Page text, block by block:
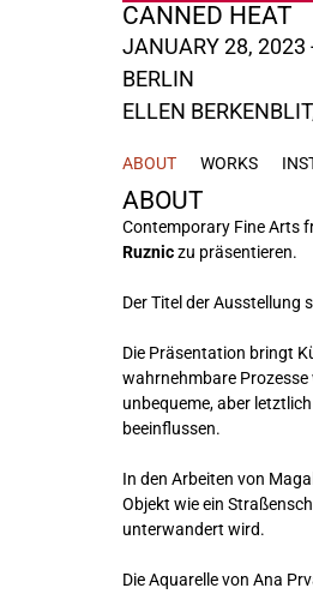
CANNED HEAT
JANUARY 28, 2023
BERLIN
ELLEN BERKENBLIT
ABOUT WORKS
ABOUT
Contemporary Fine Arts
Ruzniczu präsentieren.
Der Titel der Ausstellung
Die Präsentation bringt
wahrnehmbare
unbequeme, aber
beeinflussen.
In den Arbeiten von
Objekt wie ein
unterwandert wird.
Die Aquarelle von Ana